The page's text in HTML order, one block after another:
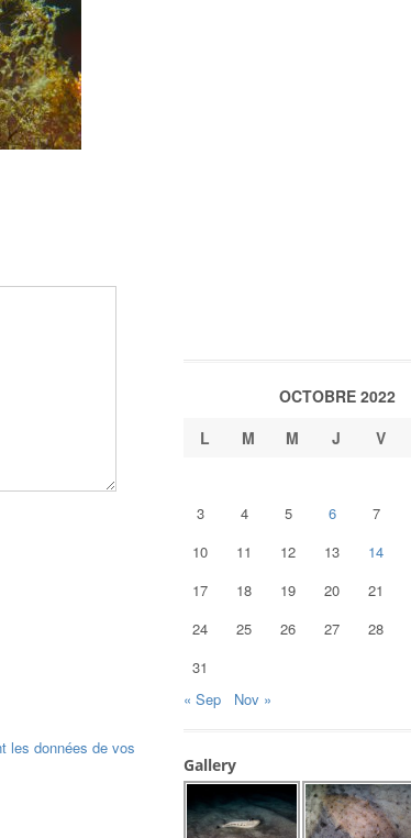
les données de vos
OCTOBRE 2022
L
M M J V
3
4 5 6 7
10
11 12 13 14
17
18 19 20 21
24
25 26 27 28
31
« Sep
Nov »
Gallery